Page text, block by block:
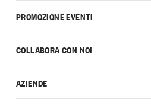
PROMOZIONE EVENTI
COLLABORA CON NOI
AZIENDE